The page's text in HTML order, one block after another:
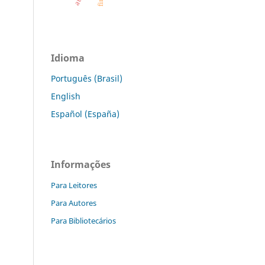
Idioma
Português (Brasil)
English
Español (España)
Informações
Para Leitores
Para Autores
Para Bibliotecários